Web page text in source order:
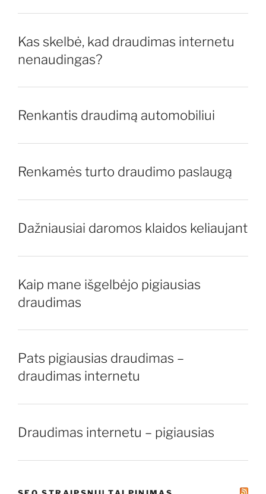
Kas skelbė, kad draudimas internetu
nenaudingas?
Renkantis draudimą automobiliui
Renkamės turto draudimo paslaugą
Dažniausiai daromos klaidos keliaujant
Kaip mane išgelbėjo pigiausias
draudimas
Pats pigiausias draudimas –
draudimas internetu
Draudimas internetu – pigiausias